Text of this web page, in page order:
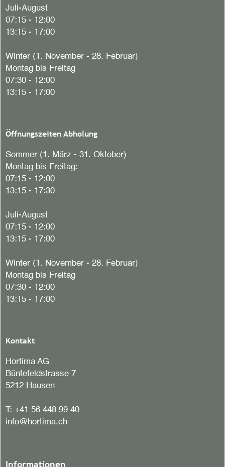
Juli-August
07:15 - 12:00
13:15 - 17:00
Winter (1. November - 28. Februar)
Montag bis Freitag
07:30 - 12:00
13:15 - 17:00
Öffnungszeiten Abholung
Sommer (1. März - 31. Oktober)
Montag bis Freitag:
07:15 - 12:00
13:15 - 17:30
Juli-August
07:15 - 12:00
13:15 - 17:00
Winter (1. November - 28. Februar)
Montag bis Freitag
07:30 - 12:00
13:15 - 17:00
Kontakt
Hortima AG
Büntefeldstrasse 7
5212 Hausen
T: +41 56 448 99 40
info@hortima.ch
Informationen